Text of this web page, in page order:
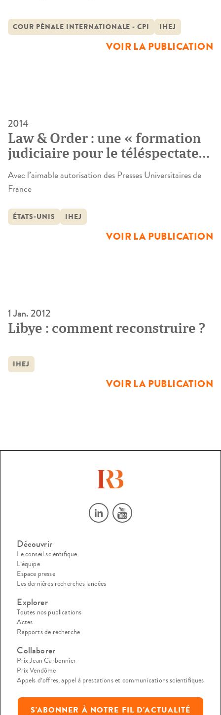
COUR PÉNALE INTERNATIONALE - CPI IHEJ
VOIR LA PUBLICATION
2014
Law & Order : une « formation
judiciaire pour le téléspectateur
»
Avec l’aimable autorisation des Presses Universitaires de
France
ÉTATS-UNIS IHEJ
VOIR LA PUBLICATION
1 Jan. 2012
Libye : comment reconstruire ?
IHEJ
VOIR LA PUBLICATION
Découvrir
Le conseil scientifique
L’équipe
Espace presse
Les dernières recherches lancées
Explorer
Toutes nos publications
Actes
Rapports de recherche
Collaborer
Prix Jean Carbonnier
Prix Vendôme
Appels d’offres, appel à prestations et communications scientifiques
S'ABONNER À NOTRE FIL D'ACTUALITÉ